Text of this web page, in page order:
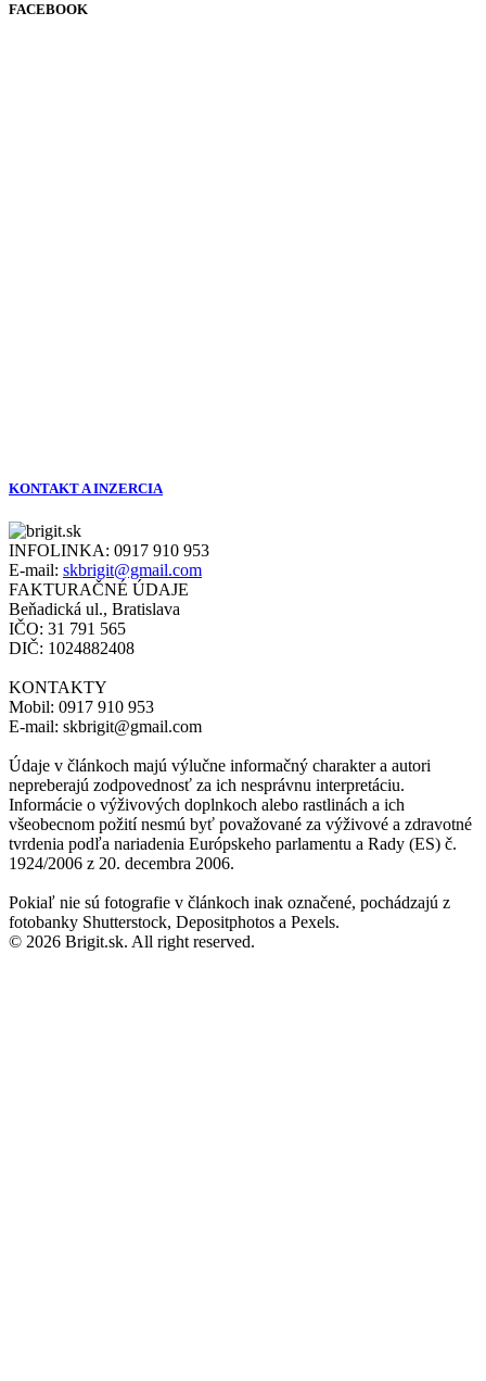
FACEBOOK
KONTAKT A INZERCIA
INFOLINKA: 0917 910 953
E-mail: skbrigit@gmail.com
FAKTURAČNÉ ÚDAJE
Beňadická ul., Bratislava
IČO: 31 791 565
DIČ: 1024882408
KONTAKTY
Mobil: 0917 910 953
E-mail: skbrigit@gmail.com
Údaje v článkoch majú výlučne informačný charakter a autori
nepreberajú zodpovednosť za ich nesprávnu interpretáciu.
Informácie o výživových doplnkoch alebo rastlinách a ich
všeobecnom požití nesmú byť považované za výživové a zdravotné
tvrdenia podľa nariadenia Európskeho parlamentu a Rady (ES) č.
1924/2006 z 20. decembra 2006.
Pokiaľ nie sú fotografie v článkoch inak označené, pochádzajú z
fotobanky Shutterstock, Depositphotos a Pexels.
© 2026 Brigit.sk. All right reserved.